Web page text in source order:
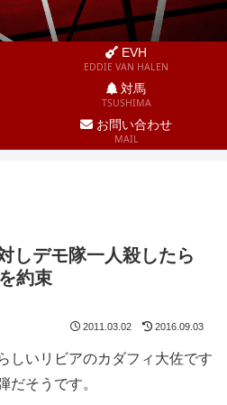
EVH
EDDIE VAN HALEN
対馬
TSUSHIMA
お問い合わせ
MAIL
しデモ隊一人殺したら
約束
2011.03.02 2016.09.03
しいリビアのカダフィ大佐です
だそうです。